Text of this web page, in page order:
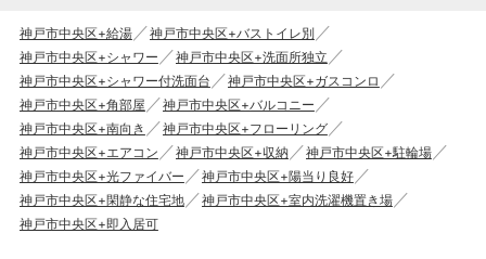
神戸市中央区+給湯
神戸市中央区+バストイレ別
神戸市中央区+シャワー
神戸市中央区+洗面所独立
神戸市中央区+シャワー付洗面台
神戸市中央区+ガスコンロ
神戸市中央区+角部屋
神戸市中央区+バルコニー
神戸市中央区+南向き
神戸市中央区+フローリング
神戸市中央区+エアコン
神戸市中央区+収納
神戸市中央区+駐輪場
神戸市中央区+光ファイバー
神戸市中央区+陽当り良好
神戸市中央区+閑静な住宅地
神戸市中央区+室内洗濯機置き場
神戸市中央区+即入居可